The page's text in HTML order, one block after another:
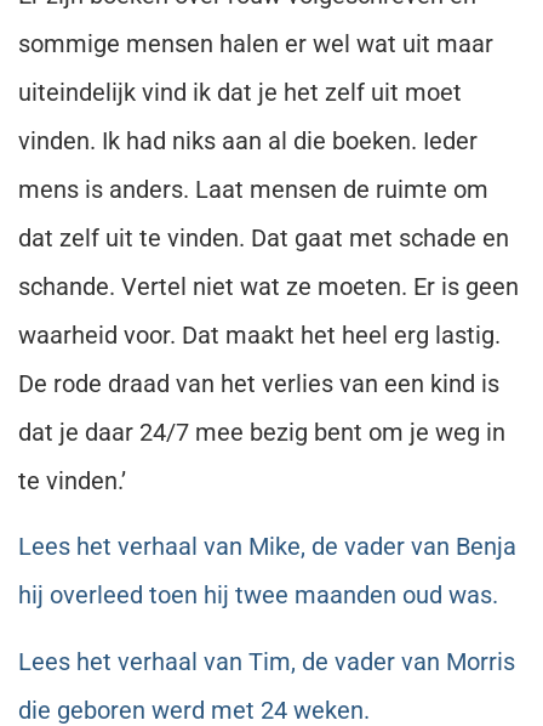
sommige mensen halen er wel wat uit maar
uiteindelijk vind ik dat je het zelf uit moet
vinden. Ik had niks aan al die boeken. Ieder
mens is anders. Laat mensen de ruimte om
dat zelf uit te vinden. Dat gaat met schade en
schande. Vertel niet wat ze moeten. Er is geen
waarheid voor. Dat maakt het heel erg lastig.
De rode draad van het verlies van een kind is
dat je daar 24/7 mee bezig bent om je weg in
te vinden.’
Lees het verhaal van Mike, de vader van Benja
hij overleed toen hij twee maanden oud was.
Lees het verhaal van Tim, de vader van Morris
die geboren werd met 24 weken.